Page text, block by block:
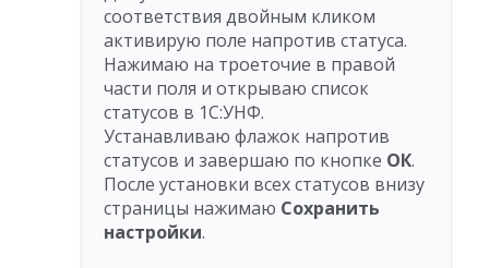
соответствия двойным кликом
активирую поле напротив статуса.
Нажимаю на троеточие в правой
части поля и открываю список
статусов в 1С:УНФ.
Устанавливаю флажок напротив
статусов и завершаю по кнопке ОК.
После установки всех статусов внизу
страницы нажимаю Сохранить
настройки.